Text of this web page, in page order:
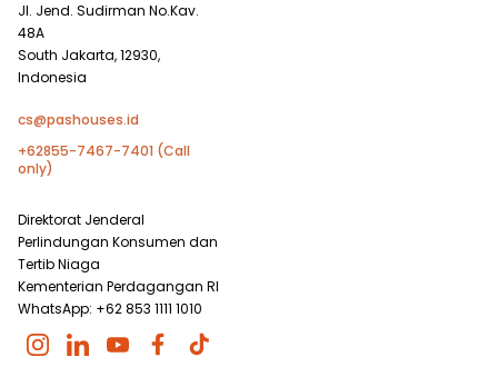
Jl. Jend. Sudirman No.Kav.
48A
South Jakarta, 12930,
Indonesia
cs@pashouses.id
+62855-7467-7401 (Call
only)
Direktorat Jenderal
Perlindungan Konsumen dan
Tertib Niaga
Kementerian Perdagangan RI
WhatsApp: +62 853 1111 1010